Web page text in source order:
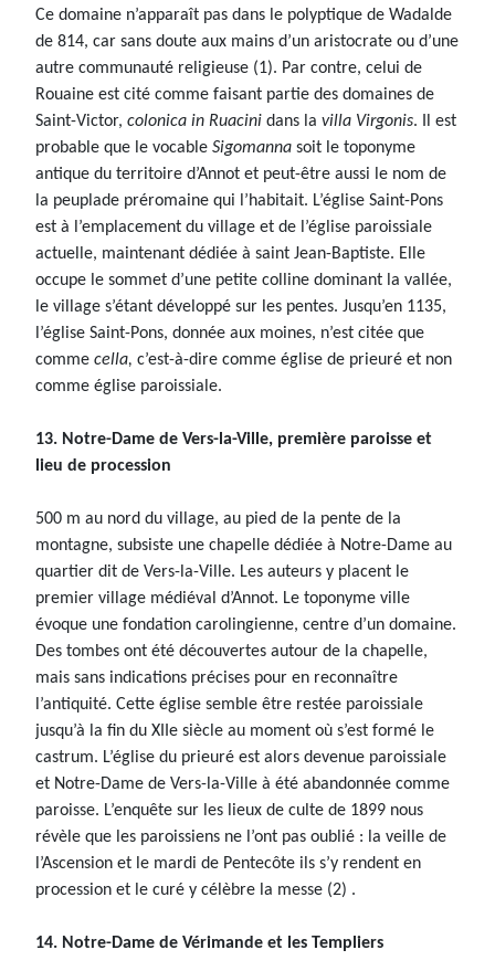
Ce domaine n’apparaît pas dans le polyptique de Wadalde
de 814, car sans doute aux mains d’un aristocrate ou d’une
autre communauté religieuse (1). Par contre, celui de
Rouaine est cité comme faisant partie des domaines de
Saint-Victor, colonica in Ruacini dans la villa Virgonis. Il est
probable que le vocable Sigomanna soit le toponyme
antique du territoire d’Annot et peut-être aussi le nom de
la peuplade préromaine qui l’habitait. L’église Saint-Pons
est à l’emplacement du village et de l’église paroissiale
actuelle, maintenant dédiée à saint Jean-Baptiste. Elle
occupe le sommet d’une petite colline dominant la vallée,
le village s’étant développé sur les pentes. Jusqu’en 1135,
l’église Saint-Pons, donnée aux moines, n’est citée que
comme cella, c’est-à-dire comme église de prieuré et non
comme église paroissiale.
13. Notre-Dame de Vers-la-Ville, première paroisse et
lieu de procession
500 m au nord du village, au pied de la pente de la
montagne, subsiste une chapelle dédiée à Notre-Dame au
quartier dit de Vers-la-Ville. Les auteurs y placent le
premier village médiéval d’Annot. Le toponyme ville
évoque une fondation carolingienne, centre d’un domaine.
Des tombes ont été découvertes autour de la chapelle,
mais sans indications précises pour en reconnaître
l’antiquité. Cette église semble être restée paroissiale
jusqu’à la fin du XIIe siècle au moment où s’est formé le
castrum. L’église du prieuré est alors devenue paroissiale
et Notre-Dame de Vers-la-Ville à été abandonnée comme
paroisse. L’enquête sur les lieux de culte de 1899 nous
révèle que les paroissiens ne l’ont pas oublié : la veille de
l’Ascension et le mardi de Pentecôte ils s’y rendent en
procession et le curé y célèbre la messe (2) .
14. Notre-Dame de Vérimande et les Templiers